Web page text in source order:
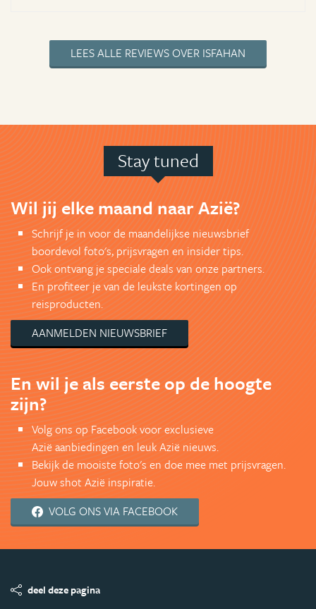
LEES ALLE REVIEWS OVER ISFAHAN
Stay tuned
Wil jij elke maand naar Azië?
Schrijf je in voor de maandelijkse nieuwsbrief
boordevol foto's, prijsvragen en insider tips.
Ook ontvang je speciale deals van onze partners.
En profiteer je van de leukste kortingen op
reisproducten.
AANMELDEN NIEUWSBRIEF
En wil je als eerste op de hoogte
zijn?
Volg ons op Facebook voor exclusieve
Azië aanbiedingen en leuk Azië nieuws.
Bekijk de mooiste foto's en doe mee met prijsvragen.
Jouw shot Azië inspiratie.
VOLG ONS VIA FACEBOOK
deel deze pagina